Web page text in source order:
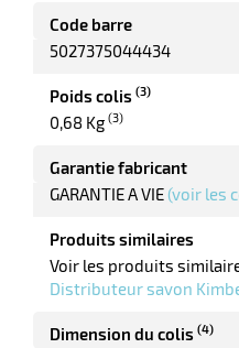
Code barre
5027375044434
Poids colis (3)
0,68 Kg (3)
Garantie fabricant
GARANTIE A VIE (voir les
Produits similaires
Voir les produits
Distributeur savon
Dimension du colis (4)